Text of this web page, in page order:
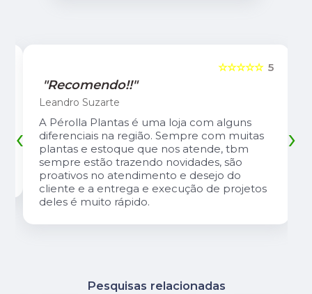
5
☆☆☆☆☆
"Recomendo!!"
Leandro Suzarte
A Pérolla Plantas é uma loja com alguns
diferenciais na região. Sempre com muitas
plantas e estoque que nos atende, tbm
sempre estão trazendo novidades, são
proativos no atendimento e desejo do
cliente e a entrega e execução de projetos
deles é muito rápido.
‹ ›
Pesquisas relacionadas